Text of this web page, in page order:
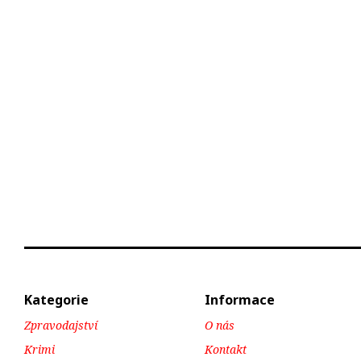
Kategorie
Zpravodajství
Krimi
Informace
O nás
Kontakt